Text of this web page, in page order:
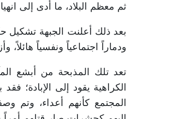
ثم معظم البلاد، ما أدى إلى
بعد ذلك أعلنت الجبهة تشكيل
ودماراً اجتماعياً ونفسياً هائلاً،
تعد تلك المذبحة من أبشع
الكراهية يقود إلى
المجتمع كأنهم أعداء، وتم